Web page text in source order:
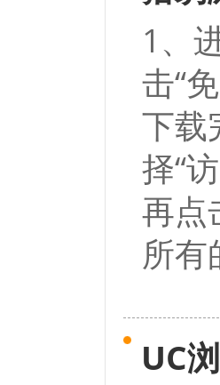
1、
击“
下载
择“
再
所有
UC